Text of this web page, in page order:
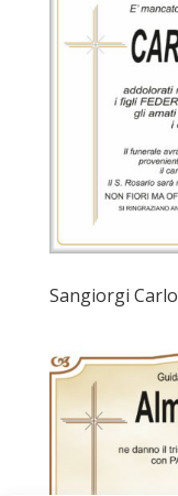
Sangiorgi Carlo